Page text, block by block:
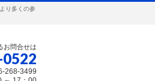
り多くの参
お問合せは
0522
268-3499